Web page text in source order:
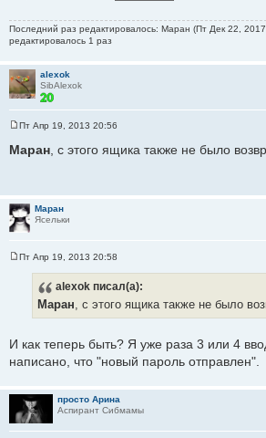
Последний раз редактировалось: Маран (Пт Дек 22, 2017
редактировалось 1 раз
alexok
SibAlexok
о
и
е
Пт Апр 19, 2013 20:56
Маран , с этого ящика также не было
Маран
Ясельки
и
Пт Апр 19, 2013 20:58
alexok писал(а):
Маран, с этого ящика также не было
И как теперь быть? Я уже раза 3 или 4
написано, что "новый пароль отправлен".
просто Арина
Аспирант Сибмамы